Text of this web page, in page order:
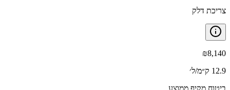
צריכת דלק
₪8,140
12.9 ק״מ/ל׳